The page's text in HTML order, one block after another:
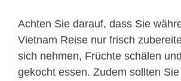
Achten Sie darauf, dass Sie
Vietnam Reise nur frisch
sich nehmen, Früchte schälen
gekocht essen. Zudem sollten